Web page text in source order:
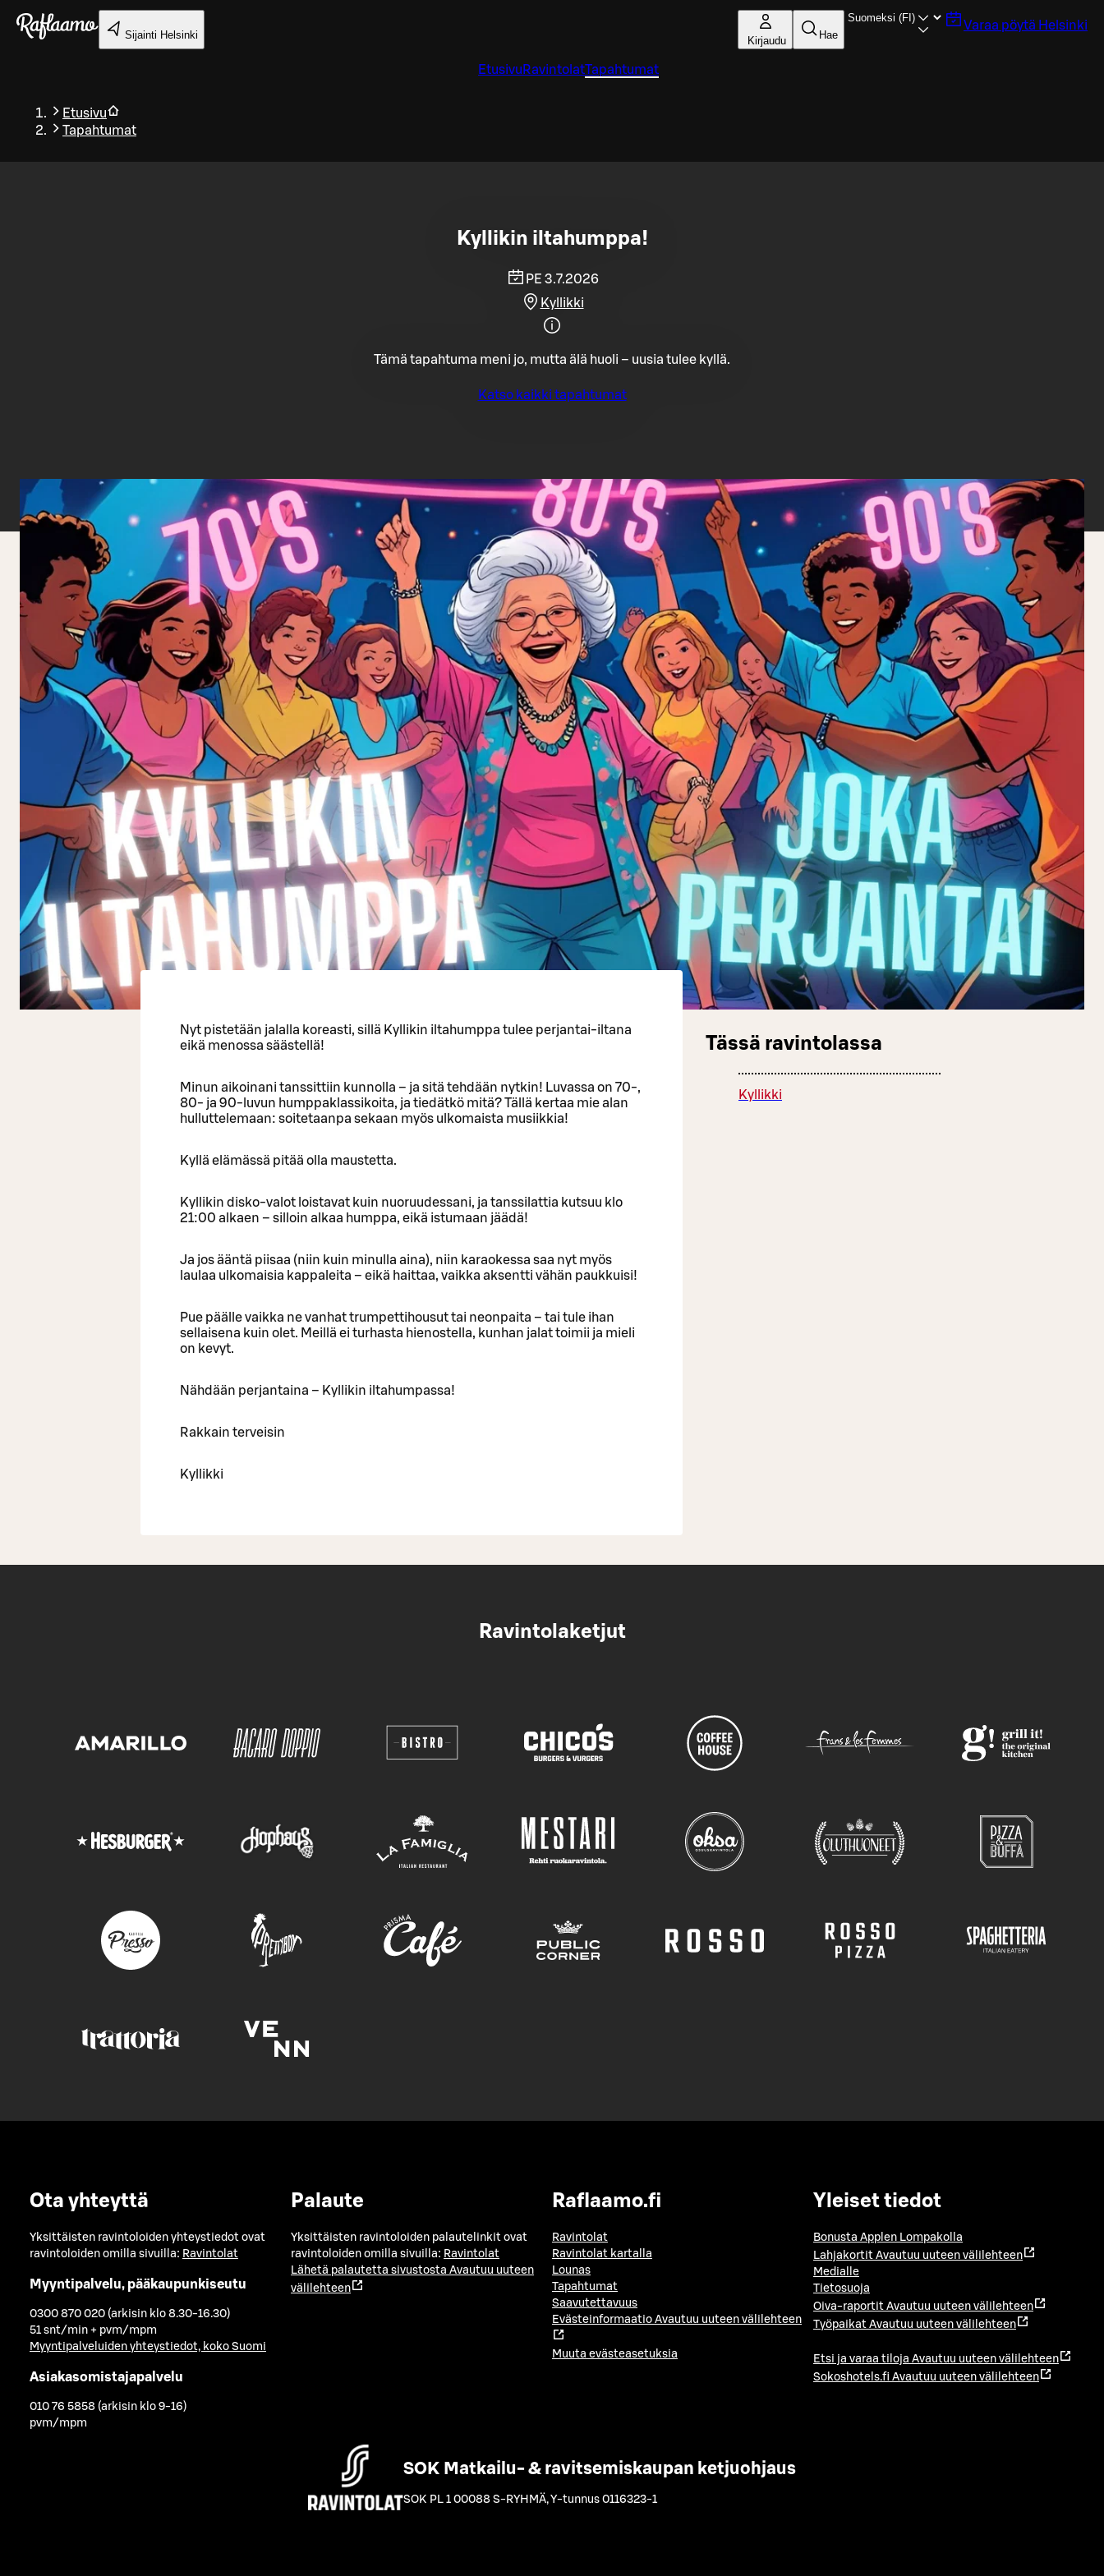
Siirry pääsisältöön
Sijainti Helsinki Kirjaudu Hae
Varaa pöytä Helsinki
Etusivu RavintolatTapahtumat
Etusivu
Tapahtumat
Takaisin
Kyllikin iltahumppa!
PE 3.7.2026
Kyllikki
Tämä tapahtuma meni jo, mutta älä huoli – uusia tulee kyllä.
Katso kaikki tapahtumat
Nyt pistetään jalalla koreasti, sillä Kyllikin iltahumppa tulee perjantai-iltana
eikä menossa säästellä!
Minun aikoinani tanssittiin kunnolla – ja sitä tehdään nytkin! Luvassa on 70-,
80- ja 90-luvun humppaklassikoita, ja tiedätkö mitä? Tällä kertaa mie alan
hulluttelemaan: soitetaanpa sekaan myös ulkomaista musiikkia!
Kyllä elämässä pitää olla maustetta.
Kyllikin disko-valot loistavat kuin nuoruudessani, ja tanssilattia kutsuu klo
21:00 alkaen – silloin alkaa humppa, eikä istumaan jäädä!
Ja jos ääntä piisaa (niin kuin minulla aina), niin karaokessa saa nyt myös
laulaa ulkomaisia kappaleita – eikä haittaa, vaikka aksentti vähän paukkuisi!
Pue päälle vaikka ne vanhat trumpettihousut tai neonpaita – tai tule ihan
sellaisena kuin olet. Meillä ei turhasta hienostella, kunhan jalat toimii ja mieli
on kevyt.
Nähdään perjantaina – Kyllikin iltahumpassa!
Rakkain terveisin
Kyllikki
Tässä ravintolassa
Kyllikki
Ravintolaketjut
Ota yhteyttä
Yksittäisten ravintoloiden yhteystiedot ovat
ravintoloiden omilla sivuilla: Ravintolat
Myyntipalvelu, pääkaupunkiseutu
0300 870 020 (arkisin klo 8.30-16.30)
51 snt/min + pvm/mpm
Myyntipalveluiden yhteystiedot, koko Suomi
Asiakasomistajapalvelu
010 76 5858 (arkisin klo 9-16)
pvm/mpm
Palaute
Yksittäisten ravintoloiden palautelinkit ovat
ravintoloiden omilla sivuilla: Ravintolat
Lähetä palautetta sivustosta Avautuu uuteen
välilehteen
Raflaamo.fi
Ravintolat
Ravintolat kartalla
Lounas
Tapahtumat
Saavutettavuus
Evästeinformaatio Avautuu uuteen välilehteen
Muuta evästeasetuksia
Yleiset tiedot
Bonusta Applen Lompakolla
Lahjakortit Avautuu uuteen välilehteen
Medialle
Tietosuoja
Oiva-raportit Avautuu uuteen välilehteen
Työpaikat Avautuu uuteen välilehteen
Etsi ja varaa tiloja Avautuu uuteen välilehteen
Sokoshotels.fi Avautuu uuteen välilehteen
SOK Matkailu- & ravitsemiskaupan ketjuohjaus
SOK PL 1 00088 S-RYHMÄ,Y-tunnus 0116323-1